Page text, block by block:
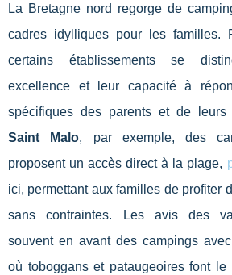
La Bretagne nord regorge de
cadres idylliques pour les familles.
certains établissements se
excellence et leur capacité à
spécifiques des parents et de
Saint Malo, par exemple, des
proposent un accès direct à la plage,
ici, permettant aux familles de profiter
sans contraintes. Les avis des
souvent en avant des campings avec
où toboggans et pataugeoires font